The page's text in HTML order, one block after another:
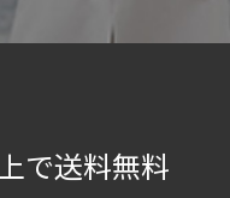
で送料無料